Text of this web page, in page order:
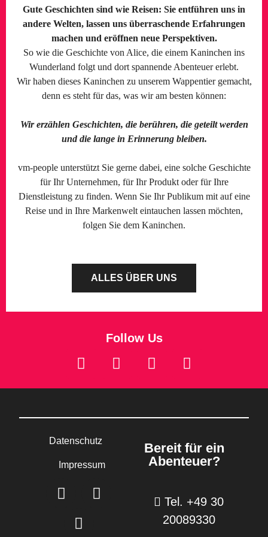
Gute Geschichten sind wie Reisen: Sie entführen uns in
andere Welten, lassen uns überraschende Erfahrungen
machen und eröffnen neue Perspektiven.
So wie die Geschichte von Alice, die einem Kaninchen ins
Wunderland folgt und dort spannende Abenteuer erlebt.
Wir haben dieses Kaninchen zu unserem Wappentier gemacht,
denn es steht für das, was wir am besten können:
Wir erzählen Geschichten, die berühren, die geteilt werden
und die lange in Erinnerung bleiben.
vm-people unterstützt Sie gerne dabei, eine solche Geschichte
für Ihr Unternehmen, für Ihr Produkt oder für Ihre
Dienstleistung zu finden. Wenn Sie Ihr Publikum mit auf eine
Reise und in Ihre Markenwelt eintauchen lassen möchten,
folgen Sie dem Kaninchen.
ALLES ÜBER UNS
Follow Us
Datenschutz
Impressum
Bereit für ein
Abenteuer?
Tel. +49 30
20089330